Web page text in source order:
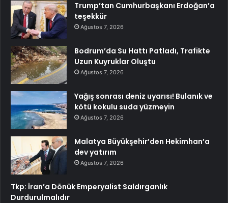
Trump’tan Cumhurbaşkanı Erdoğan’a
teşekkür
Ağustos 7, 2026
Bodrum’da Su Hattı Patladı, Trafikte
Uzun Kuyruklar Oluştu
Ağustos 7, 2026
Yağış sonrası deniz uyarısı! Bulanık ve
kötü kokulu suda yüzmeyin
Ağustos 7, 2026
Malatya Büyükşehir’den Hekimhan’a
dev yatırım
Ağustos 7, 2026
Tkp: İran’a Dönük Emperyalist Saldırganlık
Durdurulmalıdır